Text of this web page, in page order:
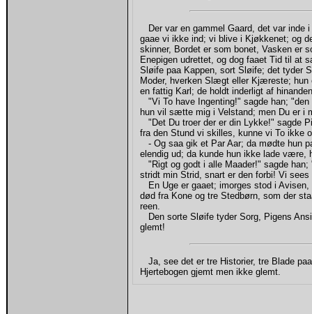
Der var en gammel Gaard, det var inde
gaae vi ikke ind; vi blive i Kjøkkenet; og
skinner, Bordet er som bonet, Vasken er
Enepigen udrettet, og dog faaet Tid til at
Sløife paa Kappen, sort Sløife; det tyder
Moder, hverken Slægt eller Kjæreste; hun
en fattig Karl; de holdt inderligt af
"Vi To have Ingenting!" sagde han;
hun vil sætte mig i Velstand; men Du er i
"Det Du troer der er din Lykke!" sagde
fra den Stund vi skilles, kunne vi To ikke
- Og saa gik et Par Aar; da mødte hun
elendig ud; da kunde hun ikke lade være,
"Rigt og godt i alle Maader!" sagde
stridt min Strid, snart er den forbi! Vi
En Uge er gaaet; imorges stod i
død fra Kone og tre Stedbørn, som der
reen.
Den sorte Sløife tyder Sorg, Pigens
glemt!
Ja, see det er tre Historier, tre Blade
Hjertebogen gjemt men ikke glemt.